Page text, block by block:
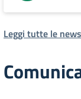
Leggi tutte le news